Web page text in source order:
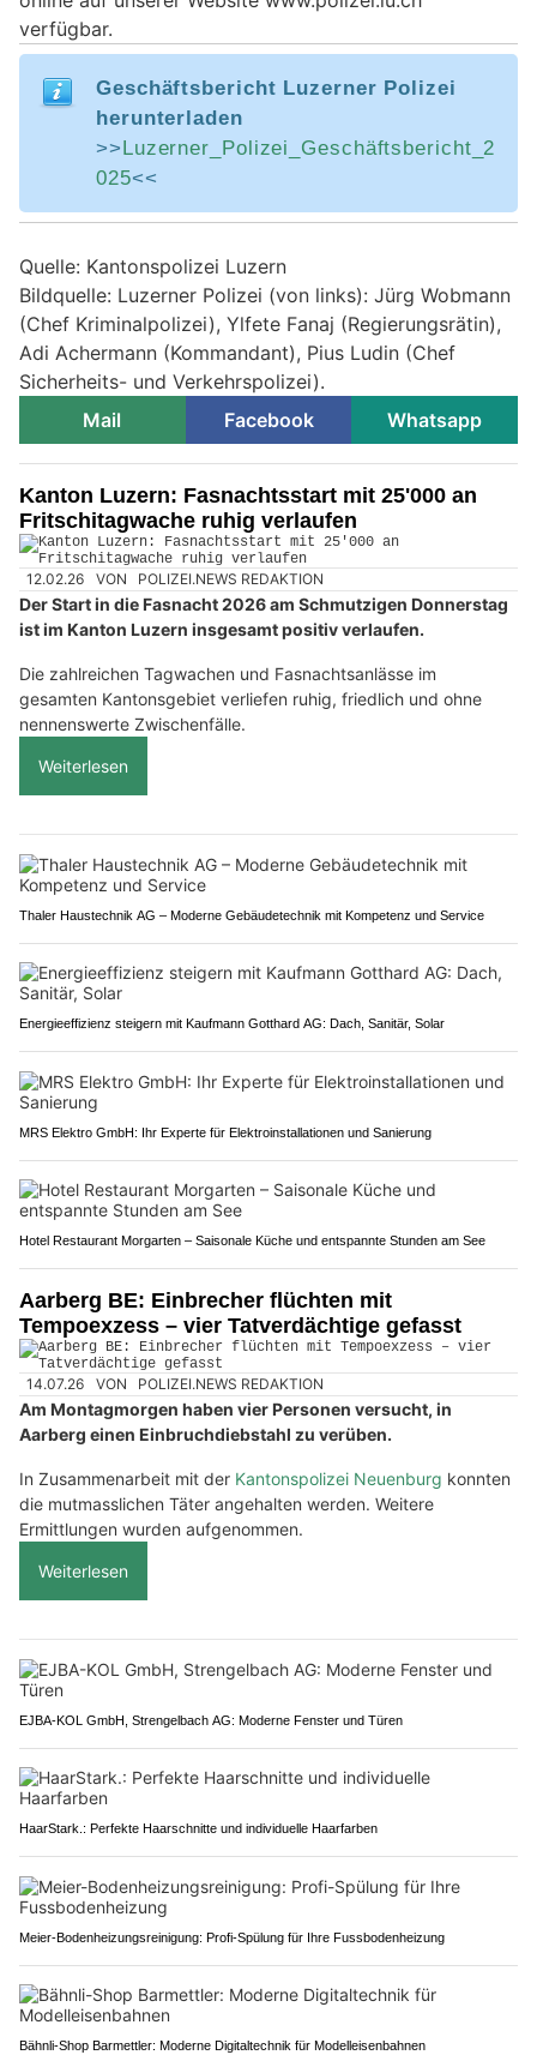
verfügbar.
Geschäftsbericht Luzerner Polizei
herunterladen
>>Luzerner_Polizei_Geschäftsbericht_2
025<<
Quelle: Kantonspolizei Luzern
Bildquelle: Luzerner Polizei (von links): Jürg Wobmann
(Chef Kriminalpolizei), Ylfete Fanaj (Regierungsrätin),
Adi Achermann (Kommandant), Pius Ludin (Chef
Sicherheits- und Verkehrspolizei).
Mail
Facebook Whatsapp
Kanton Luzern: Fasnachtsstart mit 25'000 an
Fritschitagwache ruhig verlaufen
12.02.26 VON POLIZEI.NEWS REDAKTION
Der Start in die Fasnacht 2026 am Schmutzigen Donnerstag
ist im Kanton Luzern insgesamt positiv verlaufen.
Die zahlreichen Tagwachen und Fasnachtsanlässe im
gesamten Kantonsgebiet verliefen ruhig, friedlich und ohne
nennenswerte Zwischenfälle.
Weiterlesen
Thaler Haustechnik AG – Moderne Gebäudetechnik mit Kompetenz und Service
Energieeffizienz steigern mit Kaufmann Gotthard AG: Dach, Sanitär, Solar
MRS Elektro GmbH: Ihr Experte für Elektroinstallationen und Sanierung
Hotel Restaurant Morgarten – Saisonale Küche und entspannte Stunden am See
Aarberg BE: Einbrecher flüchten mit
Tempoexzess – vier Tatverdächtige gefasst
14.07.26 VON POLIZEI.NEWS REDAKTION
Am Montagmorgen haben vier Personen versucht, in
Aarberg einen Einbruchdiebstahl zu verüben.
In Zusammenarbeit mit der Kantonspolizei Neuenburg konnten
die mutmasslichen Täter angehalten werden. Weitere
Ermittlungen wurden aufgenommen.
Weiterlesen
EJBA-KOL GmbH, Strengelbach AG: Moderne Fenster und Türen
HaarStark.: Perfekte Haarschnitte und individuelle Haarfarben
Meier-Bodenheizungsreinigung: Profi-Spülung für Ihre Fussbodenheizung
Bähnli-Shop Barmettler: Moderne Digitaltechnik für Modelleisenbahnen